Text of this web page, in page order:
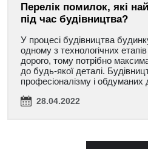
Перелік помилок, які
під час будівництва?
У процесі будівництва
одному з технологічних
дорого, тому потрібно
до будь-якої деталі.
професіоналізму і обдуманих
28.04.2022